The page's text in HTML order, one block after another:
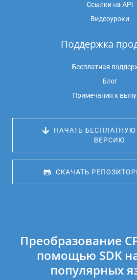
Ссылки на API
Видеоуроки
Поддержка
Бесплатная
Блог
Примечания к
НАЧАТЬ
ВЕРСИЮ
СКАЧАТЬ
Преобразование
помощью SDK
популярных